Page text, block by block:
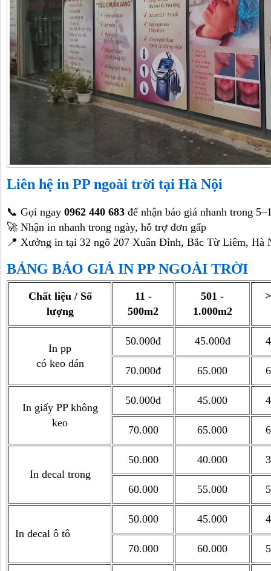
Liên hệ in PP ngoài trời tại Hà Nội
📞 Gọi ngay 0962 440 683 để nhận báo giá nhanh trong
🚀 Nhận in nhanh trong ngày, hỗ trợ đơn gấp
📍 Xưởng in tại 32 ngõ 207 Xuân Đỉnh, Bắc Từ Liêm, Hà
BẢNG BÁO GIÁ IN PP NGOÀI TRỜI
Chất liệu / Số
lượng
11 -
500m2
501 -
1.000m2
In pp
có keo dán
50.000đ 45.000đ
70.000đ 65.000
In giấy PP không
keo
50.000đ 45.000
70.000 65.000
In decal trong
50.000 40.000
60.000 55.000
In decal ô tô
50.000 45.000
70.000 60.000